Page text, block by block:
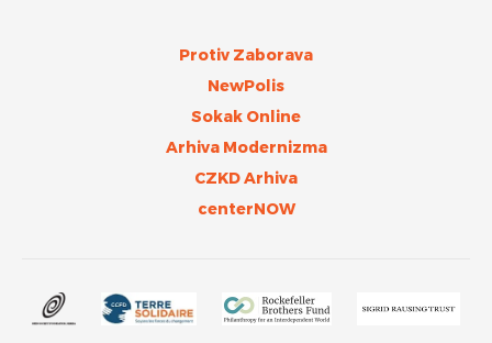
Protiv Zaborava
NewPolis
Sokak Online
Arhiva Modernizma
CZKD Arhiva
centerNOW